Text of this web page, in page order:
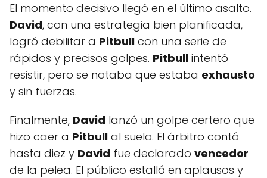
El momento decisivo llegó en el último asalto.
David, con una estrategia bien planificada,
logró debilitar a Pitbull con una serie de
rápidos y precisos golpes. Pitbull intentó
resistir, pero se notaba que estaba exhausto
y sin fuerzas.
Finalmente, David lanzó un golpe certero que
hizo caer a Pitbull al suelo. El árbitro contó
hasta diez y David fue declarado vencedor
de la pelea. El público estalló en aplausos y